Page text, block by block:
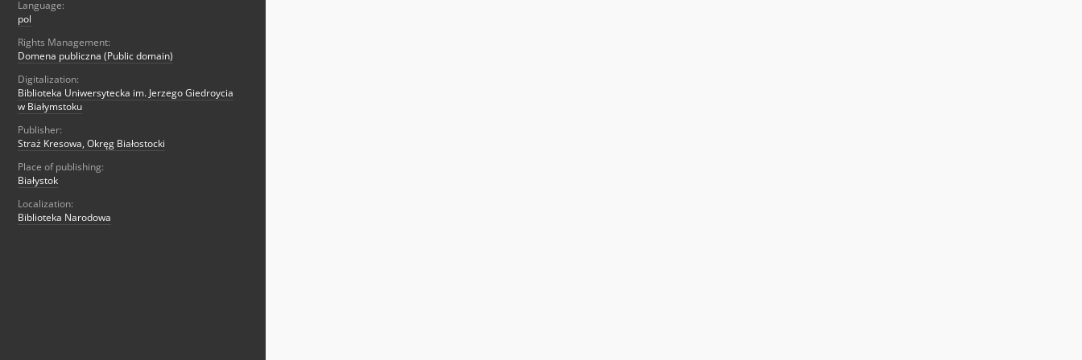
Language:
pol
Rights Management:
Domena publiczna (Public domain)
Digitalization:
Biblioteka Uniwersytecka im. Jerzego Giedroycia
w Białymstoku
Publisher:
Straż Kresowa, Okręg Białostocki
Place of publishing:
Białystok
Localization:
Biblioteka Narodowa